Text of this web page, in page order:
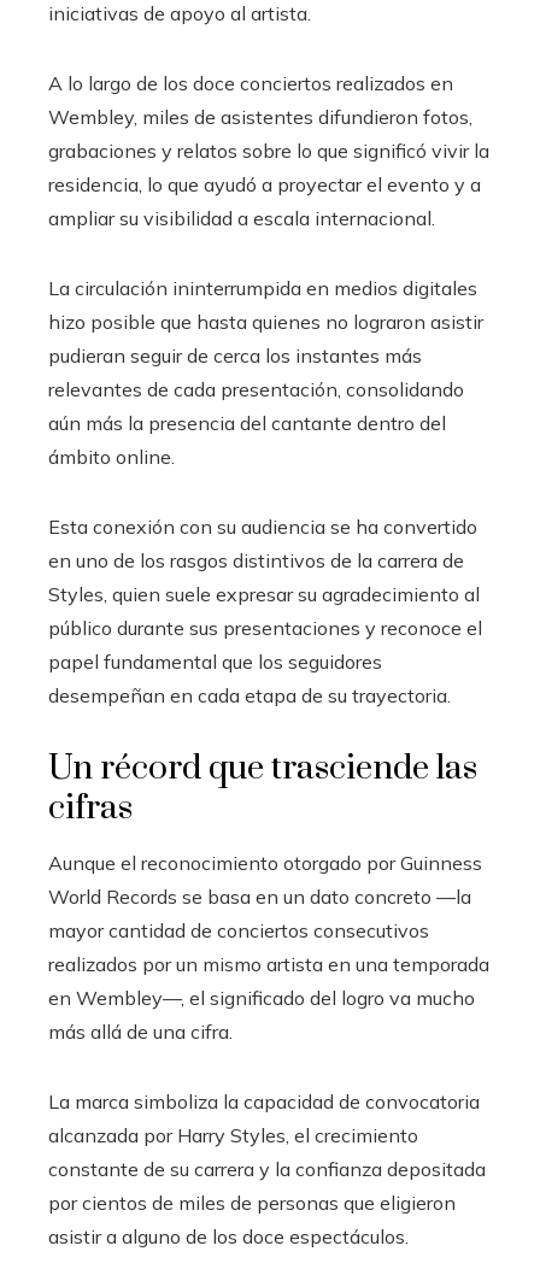
iniciativas de apoyo al artista.
A lo largo de los doce conciertos realizados en
Wembley, miles de asistentes difundieron fotos,
grabaciones y relatos sobre lo que significó vivir la
residencia, lo que ayudó a proyectar el evento y a
ampliar su visibilidad a escala internacional.
La circulación ininterrumpida en medios digitales
hizo posible que hasta quienes no lograron asistir
pudieran seguir de cerca los instantes más
relevantes de cada presentación, consolidando
aún más la presencia del cantante dentro del
ámbito online.
Esta conexión con su audiencia se ha convertido
en uno de los rasgos distintivos de la carrera de
Styles, quien suele expresar su agradecimiento al
público durante sus presentaciones y reconoce el
papel fundamental que los seguidores
desempeñan en cada etapa de su trayectoria.
Un récord que trasciende las
cifras
Aunque el reconocimiento otorgado por Guinness
World Records se basa en un dato concreto —la
mayor cantidad de conciertos consecutivos
realizados por un mismo artista en una temporada
en Wembley—, el significado del logro va mucho
más allá de una cifra.
La marca simboliza la capacidad de convocatoria
alcanzada por Harry Styles, el crecimiento
constante de su carrera y la confianza depositada
por cientos de miles de personas que eligieron
asistir a alguno de los doce espectáculos.